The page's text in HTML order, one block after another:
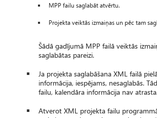
MPP failu saglabāt atvērtu.
Projekta veiktās izmaiņas un pēc tam
Šādā gadījumā MPP failā veiktās
saglabātas pareizi.
Ja projekta saglabāšana XML failā
informācija, iespējams, nesaglabās.
failu, kalendāra informācija nav
Atverot XML projekta failu